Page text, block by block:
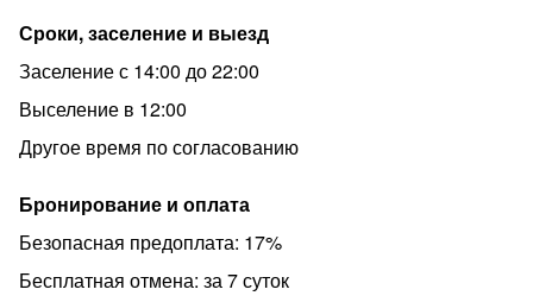
Пожалуйста, обратите внимание:
• Курение строго запрещено.
• Проживание без животных.
Не размещаем для:
• Проведения вечеринок.
• Гостей без документов.
Сроки, заселение и выезд
Заселение с 14:00 до 22:00
Выселение в 12:00
Другое время по согласованию
Бронирование и оплата
Безопасная предоплата: 17%
Бесплатная отмена: за 7 суток